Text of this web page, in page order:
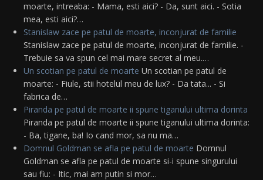
moarte, intreaba: - Mama, esti aici? - Da, sunt aici. - Sotia
mea, esti aici?…
Stanislaw zace pe patul de moarte, inconjurat de familie
Stanislaw zace pe patul de moarte, inconjurat de familie. -
Trebuie sa va spun cel mai mare secret al meu.…
Un scotian pe patul de moarte Un scotian pe patul de
moarte: - Fiule, stii hotelul meu de lux? - Da tata... - Si
fabrica de…
Piranda pe patul de moarte ii spune tiganului ultima dorinta
Piranda pe patul de moarte ii spune tiganului ultima dorinta:
- Ba, tigane, ba! Io cand mor, sa nu ma…
Domnul Goldman se afla pe patul de moarte Domnul
Goldman se afla pe patul de moarte si-i spune singurului
sau fiu: - Itic, mai am putin si mor…